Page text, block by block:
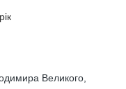
Великого,